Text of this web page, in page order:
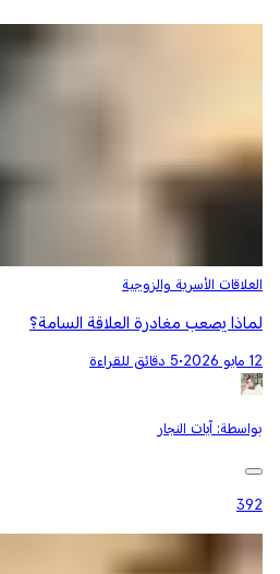
العلاقات الأسرية والزوجية
لماذا يصعب مغادرة العلاقة السامة؟
12 مايو 2026 •5 دقائق للقراءة
بواسطة: آيات النجار
392